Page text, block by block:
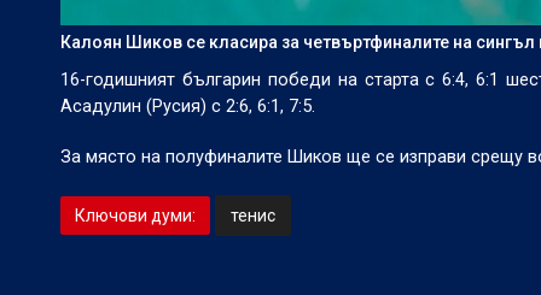
Калоян Шиков се класира за четвъртфиналите на
16-годишният българин победи на старта с 6:4, 6:1
Асадулин (Русия) с 2:6, 6:1, 7:5.
За място на полуфиналите Шиков ще се изправи срещу
Ключови думи: тенис